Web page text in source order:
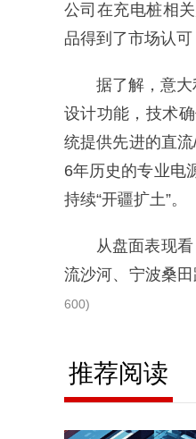
公司在充电桩相
品得到了市场认可
据了解，意
设计功能，技术
统提供先进的直
6年历史的专业电
持续“开疆扩土”。
从盘面表现
流沙河、宁波桑
600)
推荐阅读